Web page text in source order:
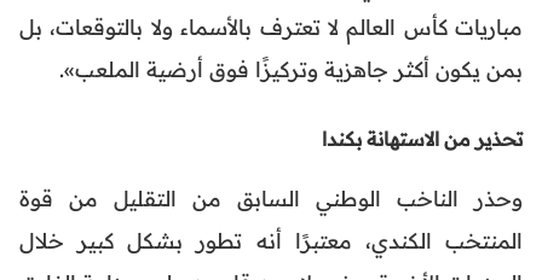
مباريات كأس العالم لا تعترف بالأسماء ولا بالتوقعات، بل
بمن يكون أكثر جاهزية وتركيزًا فوق أرضية الملعب».
تحذير من الاستهانة بكندا
وحذر الناخب الوطني السابق من التقليل من قوة
المنتخب الكندي، معتبرًا أنه تطور بشكل كبير خلال